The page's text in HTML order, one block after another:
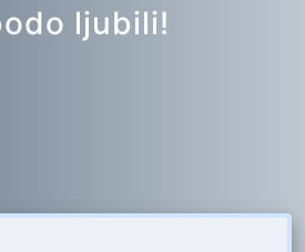
ljubili!